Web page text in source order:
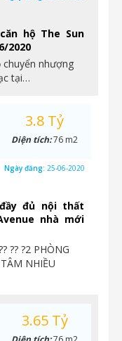
hộ The Sun
2020
chuyển nhượng
tại…
đủ nội thất
nhà mới
?? ?2 PHÒNG
NHIỀU
3.8 Tỷ
Diện tích:76 m2
Ngày đăng: 25-06-2020
3.65 Tỷ